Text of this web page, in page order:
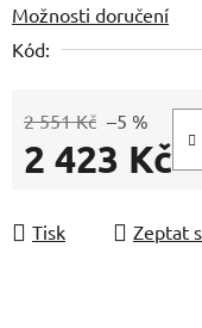
Možnosti doručení
Kód:
2 551 Kč –5 %
2 423 Kč
Tisk Zeptat